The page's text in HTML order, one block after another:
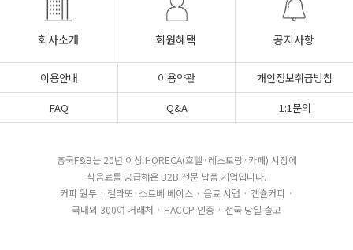
회사소개 회원혜택 공지사항
이용안내 이용약관
개인정보취급방침
FAQ
Q&A 1:1문의
흥국F&B는 20년 이상 HORECA(호텔·레스토랑·카페) 시장에
식음료를 공급해온 B2B 전문 납품 기업입니다.
커피 원두 · 젤라또·소르베 베이스 · 음료 시럽 · 캡슐커피 ·
국내외 300여 거래처 · HACCP 인증 · 전국 당일 출고